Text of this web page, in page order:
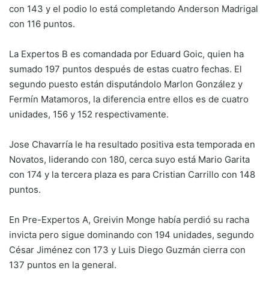
con 143 y el podio lo está completando Anderson Madrigal
con 116 puntos.
La Expertos B es comandada por Eduard Goic, quien ha
sumado 197 puntos después de estas cuatro fechas. El
segundo puesto están disputándolo Marlon González y
Fermín Matamoros, la diferencia entre ellos es de cuatro
unidades, 156 y 152 respectivamente.
Jose Chavarría le ha resultado positiva esta temporada en
Novatos, liderando con 180, cerca suyo está Mario Garita
con 174 y la tercera plaza es para Cristian Carrillo con 148
puntos.
En Pre-Expertos A, Greivin Monge había perdió su racha
invicta pero sigue dominando con 194 unidades, segundo
César Jiménez con 173 y Luis Diego Guzmán cierra con
137 puntos en la general.